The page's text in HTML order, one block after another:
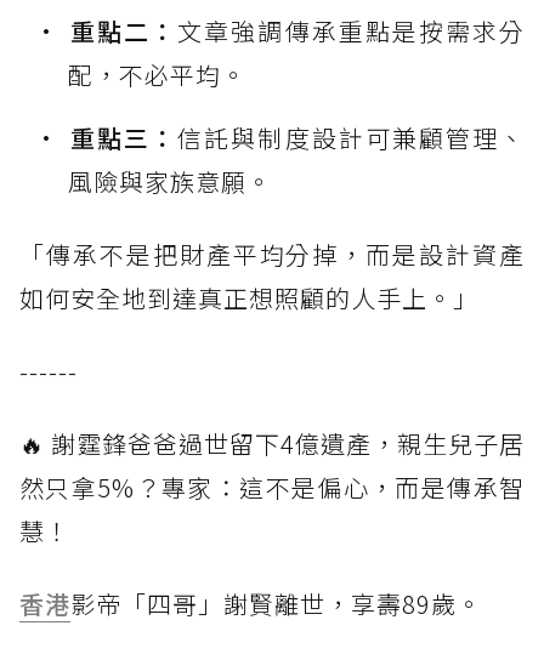
重點二： 文章強調傳承重點是按需求分
配，不必平均。
重點三：信託與制度設計可兼顧管理、
風險與家族意願。
「傳承不是把財產平均分掉，而是設計資產
如何安全地到達真正想照顧的人手上。」
------
🔥 謝霆鋒爸爸過世留下4億遺產，親生兒子居
然只拿5%？專家：這不是偏心，而是傳承智
慧！
香港影帝「四哥」謝賢離世，享壽89歲。